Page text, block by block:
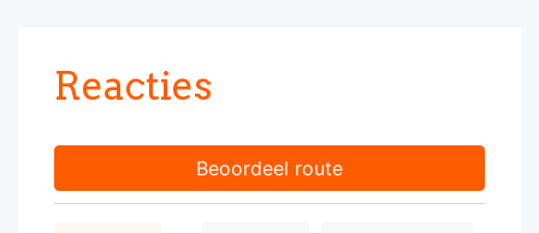
Reacties
Beoordeel route